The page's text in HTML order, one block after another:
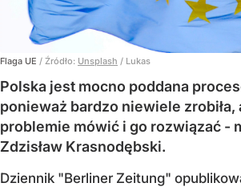
Flaga UE / Źródło: Unsplash / Lukas
Polska jest mocno poddana
ponieważ bardzo niewiele zrobiła,
problemie mówić i go rozwiązać -
Zdzisław Krasnodębski.
Dziennik "Berliner Zeitung"